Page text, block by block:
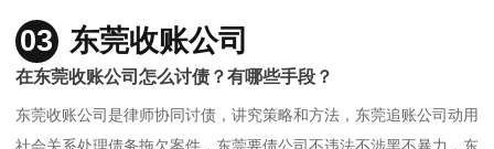
03 东莞收账公司
在东莞收账公司怎么讨债？有哪些手段？
东莞收账公司是律师协同讨债，讲究策略和方法，东莞追账公司动用